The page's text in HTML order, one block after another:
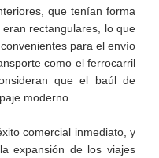
que tenían forma
eran rectangulares, lo que
para el envío
como el ferrocarril
que el baúl de
moderno.
comercial inmediato, y
expansión de los viajes